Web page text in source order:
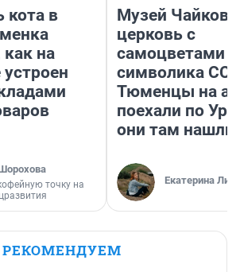
кота в
как на
точку на
Музей
церковь с
самоцветами
символика
Тюменцы на
поехали по
они там нашли
Екатерина
РЕКОМЕНДУЕМ